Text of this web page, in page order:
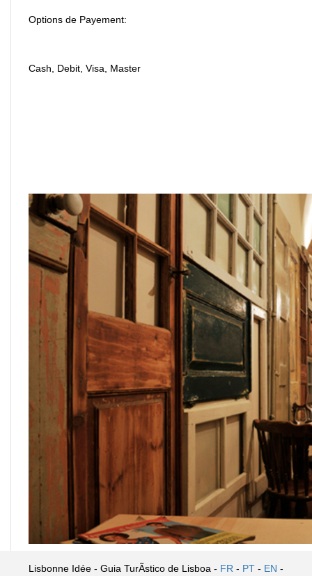
Options de Payement:
Cash, Debit, Visa, Master
Lisbonne Idée - Guia TurÃ­stico de Lisboa - FR - PT - EN -